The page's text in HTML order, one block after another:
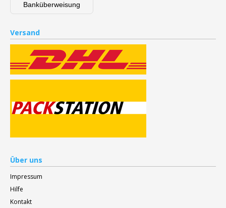
Banküberweisung
Versand
Über uns
Impressum
Hilfe
Kontakt